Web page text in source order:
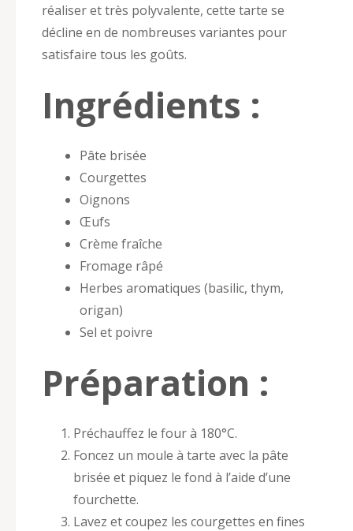
réaliser et très polyvalente, cette tarte se
décline en de nombreuses variantes pour
satisfaire tous les goûts.
Ingrédients :
Pâte brisée
Courgettes
Oignons
Œufs
Crème fraîche
Fromage râpé
Herbes aromatiques (basilic, thym,
origan)
Sel et poivre
Préparation :
Préchauffez le four à 180°C.
Foncez un moule à tarte avec la pâte
brisée et piquez le fond à l’aide d’une
fourchette.
Lavez et coupez les courgettes en fines